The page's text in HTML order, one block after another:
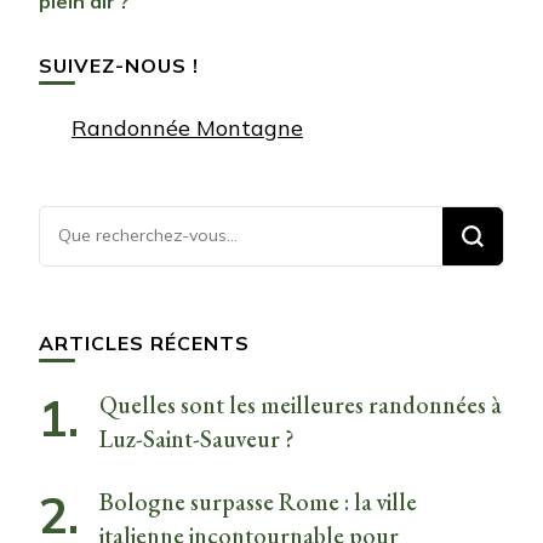
SUIVEZ-NOUS !
Randonnée Montagne
Vous
recherchiez
ARTICLES RÉCENTS
Quelles sont les meilleures randonnées à
Luz-Saint-Sauveur ?
Bologne surpasse Rome : la ville
italienne incontournable pour